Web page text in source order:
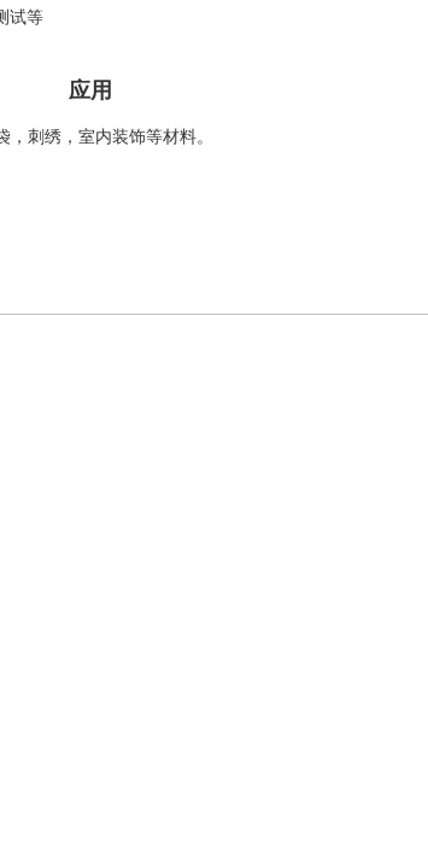
试等
应用
刺绣，室内装饰等材料。